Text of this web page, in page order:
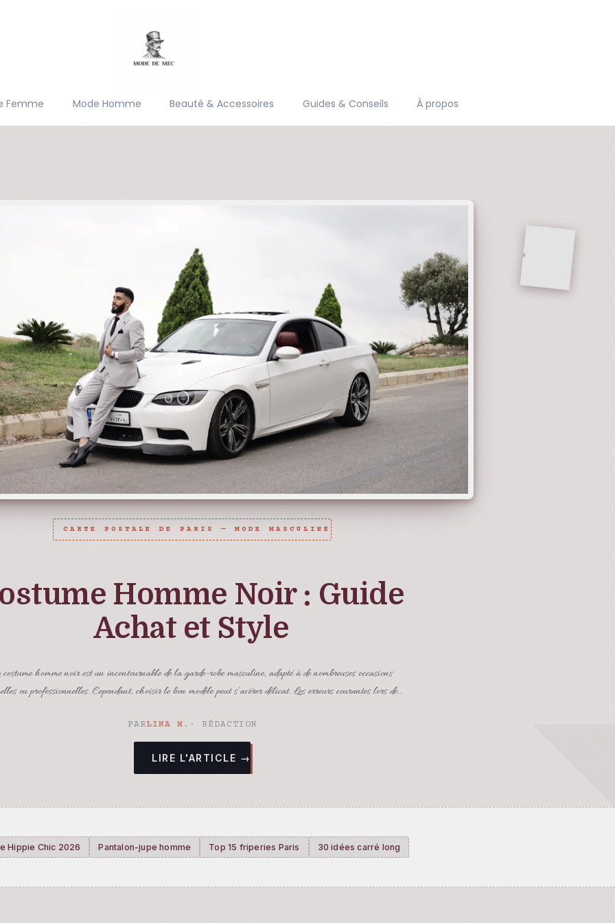
Femme Mode Homme Beauté & Accessoires Guides & Conseils À propos
CARTE POSTALE DE PARIS — MODE MASCULINE
Homme Noir : Guide
Achat et Style
costume homme noir est un incontournable de la garde-robe masculine, adapté à de nombreuses occasions
ou professionnelles. Cependant, choisir le bon modèle peut s’avérer délicat. Les erreurs courantes lors de…
PARLINA M. · RÉDACTION
LIRE L'ARTICLE →
Hippie Chic 2026 Pantalon-jupe homme Top 15 friperies Paris 30 idées carré long